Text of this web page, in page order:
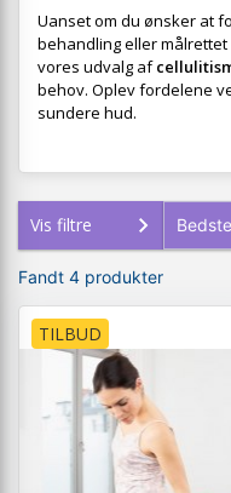
Uanset om du ønsker at
behandling eller
vores udvalg af
behov. Oplev fordelene
sundere hud.
Vis filtre
Fandt 4 produkter
TILBUD